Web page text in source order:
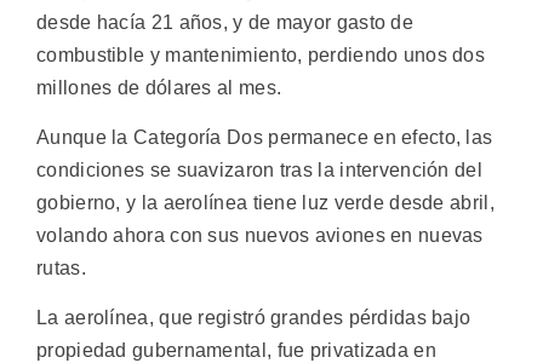
desde hacía 21 años, y de mayor gasto de
combustible y mantenimiento, perdiendo unos dos
millones de dólares al mes.
Aunque la Categoría Dos permanece en efecto, las
condiciones se suavizaron tras la intervención del
gobierno, y la aerolínea tiene luz verde desde abril,
volando ahora con sus nuevos aviones en nuevas
rutas.
La aerolínea, que registró grandes pérdidas bajo
propiedad gubernamental, fue privatizada en